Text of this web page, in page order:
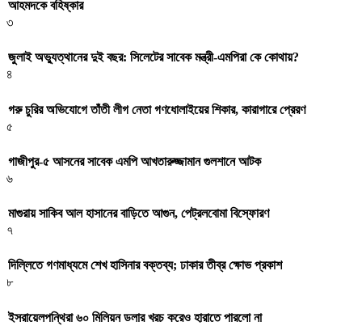
আহমদকে বহিষ্কার
৩
জুলাই অভ্যুত্থানের দুই বছর: সিলেটের সাবেক মন্ত্রী-এমপিরা কে কোথায়? ​
৪
গরু চুরির অভিযোগে তাঁতী লীগ নেতা গণধোলাইয়ের শিকার, কারাগারে প্রেরণ
৫
গাজীপুর-৫ আসনের সাবেক এমপি আখতারুজ্জামান গুলশানে আটক
৬
মাগুরায় সাকিব আল হাসানের বাড়িতে আগুন, পেট্রলবোমা বিস্ফোরণ
৭
দিল্লিতে গণমাধ্যমে শেখ হাসিনার বক্তব্য; ঢাকার তীব্র ক্ষোভ প্রকাশ
৮
ইসরায়েলপন্থিরা ৬০ মিলিয়ন ডলার খরচ করেও হারাতে পারলো না